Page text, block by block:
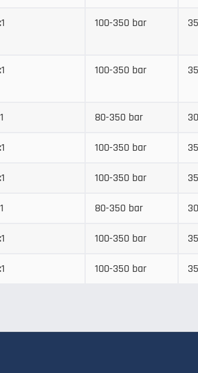
100-350 bar
100-350 bar
80-350 bar
100-350 bar
100-350 bar
80-350 bar
100-350 bar
100-350 bar